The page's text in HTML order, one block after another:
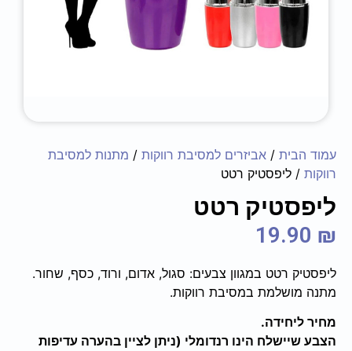
עמוד הבית / אביזרים למסיבת רווקות / מתנות למסיבת
רווקות / ליפסטיק רטט
ליפסטיק רטט
19.90 ₪
ליפסטיק רטט במגוון צבעים: סגול, אדום, ורוד, כסף, שחור.
מתנה מושלמת במסיבת רווקות.
מחיר ליחידה.
הצבע שיישלח הינו רנדומלי (ניתן לציין בהערה עדיפות